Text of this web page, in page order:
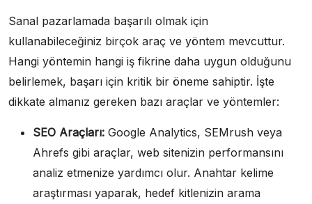
Sanal pazarlamada başarılı olmak için
kullanabileceğiniz birçok araç ve yöntem mevcuttur.
Hangi yöntemin hangi iş fikrine daha uygun olduğunu
belirlemek, başarı için kritik bir öneme sahiptir. İşte
dikkate almanız gereken bazı araçlar ve yöntemler:
SEO Araçları: Google Analytics, SEMrush veya
Ahrefs gibi araçlar, web sitenizin performansını
analiz etmenize yardımcı olur. Anahtar kelime
araştırması yaparak, hedef kitlenizin arama